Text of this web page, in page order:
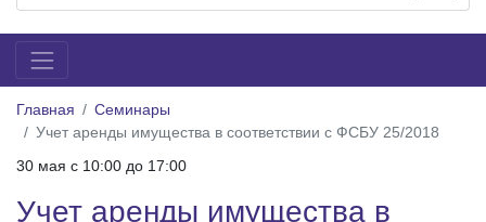
Главная
Семинары
Учет аренды имущества в соответствии с ФСБУ 25/2018
30 мая c 10:00 до 17:00
Учет аренды имущества в